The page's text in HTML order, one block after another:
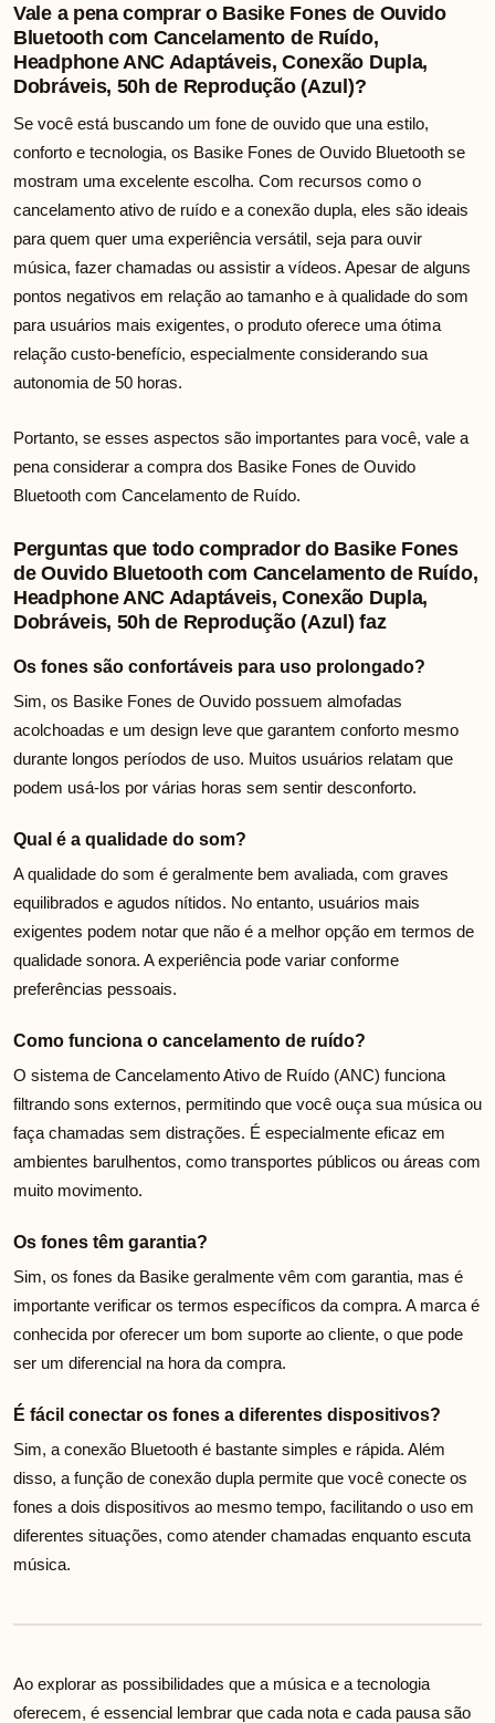
Vale a pena comprar o Basike Fones de Ouvido
Bluetooth com Cancelamento de Ruído,
Headphone ANC Adaptáveis, Conexão Dupla,
Dobráveis, 50h de Reprodução (Azul)?
Se você está buscando um fone de ouvido que una estilo,
conforto e tecnologia, os Basike Fones de Ouvido Bluetooth se
mostram uma excelente escolha. Com recursos como o
cancelamento ativo de ruído e a conexão dupla, eles são ideais
para quem quer uma experiência versátil, seja para ouvir
música, fazer chamadas ou assistir a vídeos. Apesar de alguns
pontos negativos em relação ao tamanho e à qualidade do som
para usuários mais exigentes, o produto oferece uma ótima
relação custo-benefício, especialmente considerando sua
autonomia de 50 horas.
Portanto, se esses aspectos são importantes para você, vale a
pena considerar a compra dos Basike Fones de Ouvido
Bluetooth com Cancelamento de Ruído.
Perguntas que todo comprador do Basike Fones
de Ouvido Bluetooth com Cancelamento de Ruído,
Headphone ANC Adaptáveis, Conexão Dupla,
Dobráveis, 50h de Reprodução (Azul) faz
Os fones são confortáveis para uso prolongado?
Sim, os Basike Fones de Ouvido possuem almofadas
acolchoadas e um design leve que garantem conforto mesmo
durante longos períodos de uso. Muitos usuários relatam que
podem usá-los por várias horas sem sentir desconforto.
Qual é a qualidade do som?
A qualidade do som é geralmente bem avaliada, com graves
equilibrados e agudos nítidos. No entanto, usuários mais
exigentes podem notar que não é a melhor opção em termos de
qualidade sonora. A experiência pode variar conforme
preferências pessoais.
Como funciona o cancelamento de ruído?
O sistema de Cancelamento Ativo de Ruído (ANC) funciona
filtrando sons externos, permitindo que você ouça sua música ou
faça chamadas sem distrações. É especialmente eficaz em
ambientes barulhentos, como transportes públicos ou áreas com
muito movimento.
Os fones têm garantia?
Sim, os fones da Basike geralmente vêm com garantia, mas é
importante verificar os termos específicos da compra. A marca é
conhecida por oferecer um bom suporte ao cliente, o que pode
ser um diferencial na hora da compra.
É fácil conectar os fones a diferentes dispositivos?
Sim, a conexão Bluetooth é bastante simples e rápida. Além
disso, a função de conexão dupla permite que você conecte os
fones a dois dispositivos ao mesmo tempo, facilitando o uso em
diferentes situações, como atender chamadas enquanto escuta
música.
Ao explorar as possibilidades que a música e a tecnologia
oferecem, é essencial lembrar que cada nota e cada pausa são